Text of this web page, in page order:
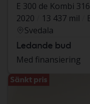
E 300 de Kombi
2020
13 437 mil
Svedala
Ledande bud
Med finansiering
Sänkt pris